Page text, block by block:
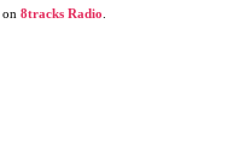
on 8tracks Radio